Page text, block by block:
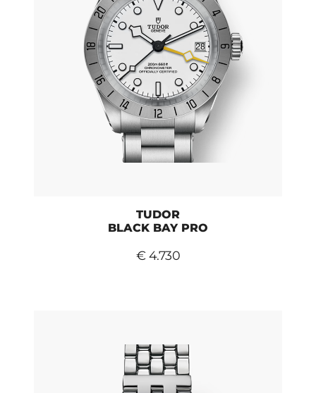
TUDOR
BLACK BAY PRO
€ 4.730